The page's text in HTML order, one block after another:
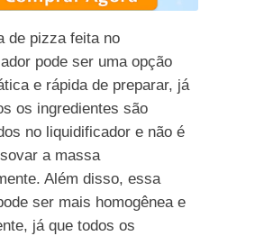
de pizza feita no
pode ser uma opção
e rápida de preparar, já
os ingredientes são
no liquidificador e não é
a massa
Além disso, essa
ser mais homogênea e
já que todos os